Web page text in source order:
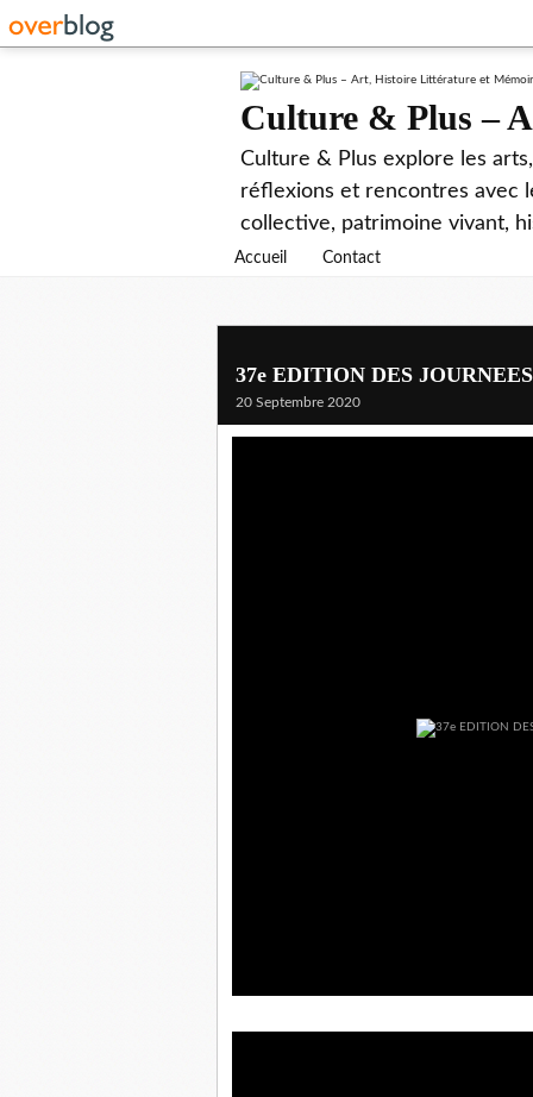
Culture & Plus –
Culture & Plus explore les
réflexions et rencontres avec
collective, patrimoine vivant,
Accueil Contact
37e EDITION DES
20 Septembre 2020